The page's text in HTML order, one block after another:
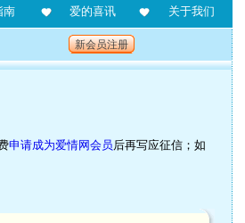
南 爱的喜讯 关于我们
新会员注册
申请成为爱情网会员后再写应征信；如